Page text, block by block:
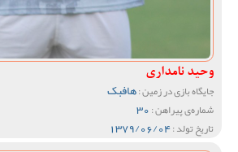
وحید نامداری
جایگاه بازی در زمین :هافبک
شماره‌ی پیراهن :30
تاریخ تولد :1379/06/04